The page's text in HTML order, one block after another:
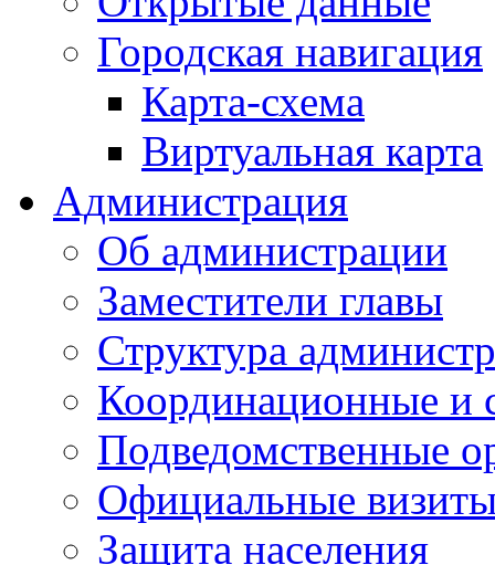
Городская навигация
Карта-схема
Виртуальная карта
Администрация
Об администрации
Заместители главы
Структура
Координационные и
Подведомственные
Официальные
Защита населения